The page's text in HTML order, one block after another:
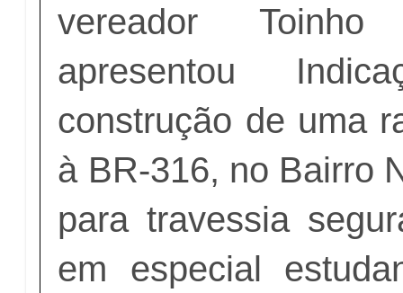
vereador
apresentou
construção de uma
à BR-316, no Bairro
para travessia
em especial